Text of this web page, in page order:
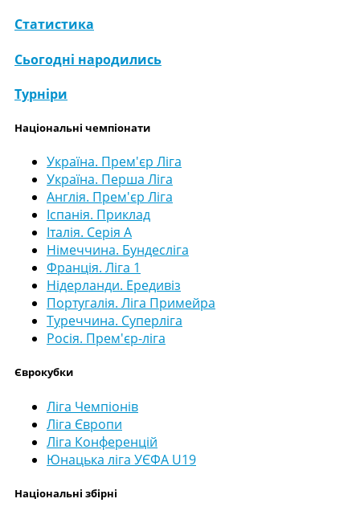
Статистика
Сьогодні народились
Турніри
Національні чемпіонати
Україна. Прем'єр Ліга
Україна. Перша Ліга
Англія. Прем'єр Ліга
Іспанія. Приклад
Італія. Серія А
Німеччина. Бундесліга
Франція. Ліга 1
Нідерланди. Ередивіз
Португалія. Ліга Примейра
Туреччина. Суперліга
Росія. Прем'єр-ліга
Єврокубки
Ліга Чемпіонів
Ліга Європи
Ліга Конференцій
Юнацька ліга УЄФА U19
Національні збірні